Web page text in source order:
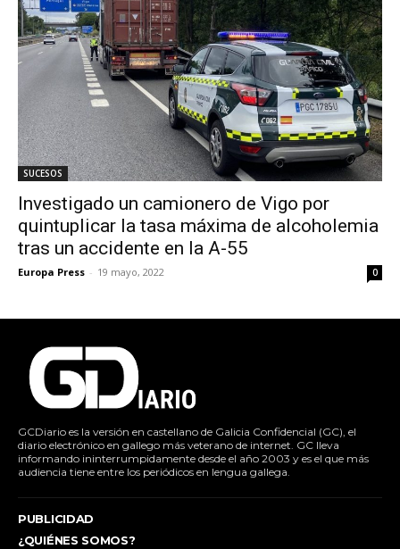
SUCESOS
Investigado un camionero de Vigo por
quintuplicar la tasa máxima de alcoholemia
tras un accidente en la A-55
Europa Press - 19 mayo, 2022 0
GCDiario es la versión en castellano de Galicia Confidencial (GC), el
diario electrónico en gallego más veterano de internet. GC lleva
informando ininterrumpidamente desde el año 2003 y es el que más
audiencia tiene entre los periódicos en lengua gallega.
PUBLICIDAD
¿QUIÉNES SOMOS?